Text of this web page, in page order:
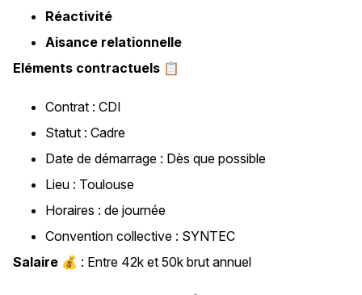
Réactivité
Aisance relationnelle
Eléments contractuels 📋
Contrat : CDI
Statut : Cadre
Date de démarrage : Dès que possible
Lieu : Toulouse
Horaires : de journée
Convention collective : SYNTEC
Salaire 💰 : Entre 42k et 50k brut annuel